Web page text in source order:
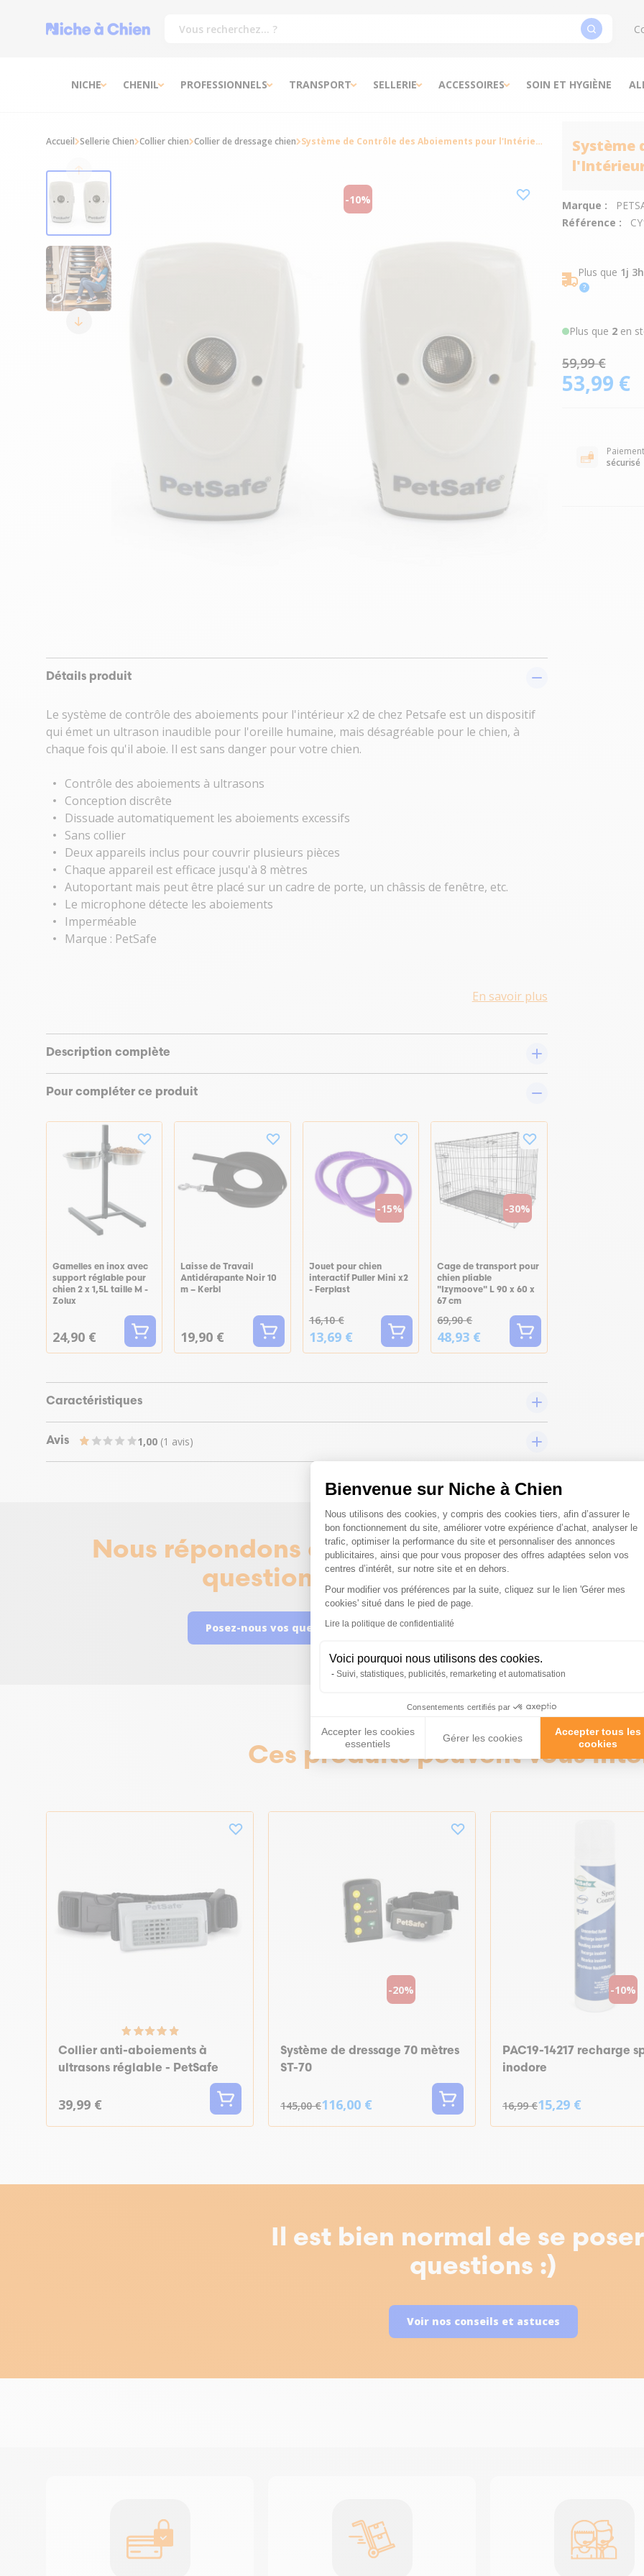
Bienvenue sur Niche à Chien
Plateforme de Gestion du
Nous utilisons des cookies, y compris des cookies tiers, afin d’assurer le
bon fonctionnement du site, améliorer votre expérience d’achat, analyser le
trafic, optimiser la performance du site et personnaliser des annonces
publicitaires, ainsi que pour vous proposer des offres adaptées selon vos
centres d’intérêt, sur notre site et en dehors.
Pour modifier vos préférences par la suite, cliquez sur le lien 'Gérer mes
cookies' situé dans le pied de page.
Lire la politique de confidentialité
Voici pourquoi nous utilisons des cookies.
Suivi, statistiques, publicités, remarketing et automatisation
Consentements certifiés par
Accepter les cookies
essentiels
Gérer les cookies
Accepter tous les
cookies
Axeptio consent
NICHE CHENIL PROFESSIONNELS TRANSPORT SELLERIE ACCESSOIRES SOIN ET HYGIÈNE
Système
Marque :
Référence :
Plus que 1j
Plus que 2en
59,99 €
53,99 €
Paiement
sécurisé
Détails produit
Le système de contrôle des aboiements pour l'intérieur x2 de chez Petsafe est un dispositif
qui émet un ultrason inaudible pour l'oreille humaine, mais désagréable pour le chien, à
chaque fois qu'il aboie. Il est sans danger pour votre chien.
Contrôle des aboiements à ultrasons
Conception discrête
Dissuade automatiquement les aboiements excessifs
Sans collier
Deux appareils inclus pour couvrir plusieurs pièces
Chaque appareil est efficace jusqu'à 8 mètres
Autoportant mais peut être placé sur un cadre de porte, un châssis de fenêtre, etc.
Le microphone détecte les aboiements
Imperméable
Marque : PetSafe
En savoir plus
Description complète
Pour compléter ce produit
Gamelles en inox avec
support réglable pour
chien 2 x 1,5L taille M -
Zolux
24,90 €
Laisse de Travail
Antidérapante Noir 10
m – Kerbl
19,90 €
-15%
Jouet pour chien
interactif Puller Mini x2
- Ferplast
16,10 €
13,69 €
-30%
Cage de transport pour
chien pliable
"Izymoove" L 90 x 60 x
67 cm
69,90 €
48,93 €
Caractéristiques
Avis 1,00 (1 avis)
Nous répondons à toutes vos
questions ;)
Posez-nous vos questions
Accueil Sellerie Chien Collier chien Collier de dressage chien Système de Contrôle des Aboiements pour l'Intérieur x2 - Petsafe
-10%
Ces produits peuvent vous
Collier anti-aboiements à
ultrasons réglable - PetSafe
39,99 €
-20%
Système de dressage 70 mètres
ST-70
145,00 €116,00 €
-10%
PAC19-14217 recharge
inodore
16,99 €15,29 €
Il est bien normal de se
questions :)
Voir nos conseils et astuces